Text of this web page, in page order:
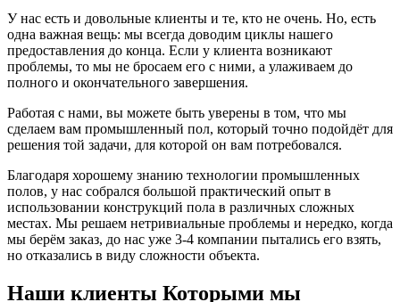
У нас есть и довольные клиенты и те, кто не очень. Но, есть
одна важная вещь: мы всегда доводим циклы нашего
предоставления до конца. Если у клиента возникают
проблемы, то мы не бросаем его с ними, а улаживаем до
полного и окончательного завершения.
Работая с нами, вы можете быть уверены в том, что мы
сделаем вам промышленный пол, который точно подойдёт для
решения той задачи, для которой он вам потребовался.
Благодаря хорошему знанию технологии промышленных
полов, у нас собрался большой практический опыт в
использовании конструкций пола в различных сложных
местах. Мы решаем нетривиальные проблемы и нередко, когда
мы берём заказ, до нас уже 3-4 компании пытались его взять,
но отказались в виду сложности объекта.
Наши клиенты Которыми мы